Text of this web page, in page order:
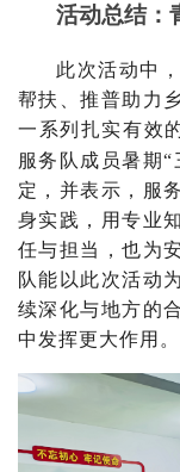
活动总结：
此次活动中
帮扶、推普助力
一系列扎实有效
服务队成员暑期“
定，并表示，服
身实践，用专业
任与担当，也为
队能以此次活动
续深化与地方的
中发挥更大作用。